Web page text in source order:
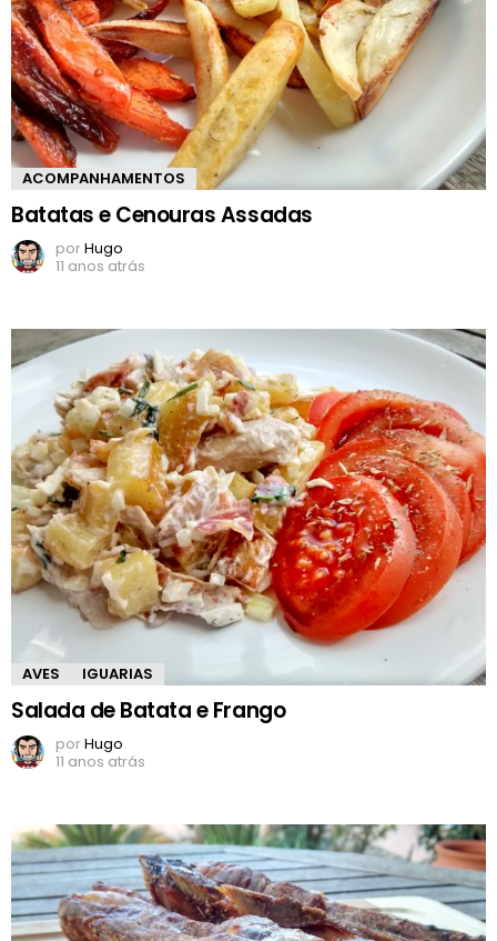
ACOMPANHAMENTOS
Batatas e Cenouras Assadas
porHugo
11 anos atrás
AVES IGUARIAS
Salada de Batata e Frango
porHugo
11 anos atrás